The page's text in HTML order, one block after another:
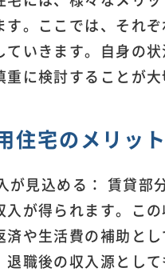
す。ここでは、それ
ていきます。自身の
重に検討することが大
住宅のメリット
が見込める： 賃貸部
入が得られます。こ
済や生活費の補助と
退職後の収入源とし